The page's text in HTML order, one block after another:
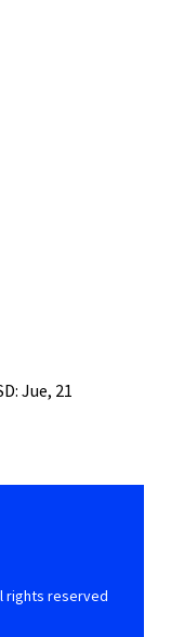
: Jue, 21
rights reserved